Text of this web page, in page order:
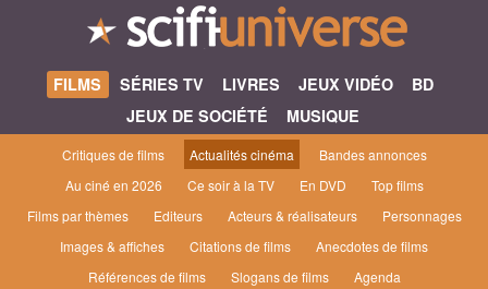
FILMS SÉRIES TV LIVRES JEUX VIDÉO
BD
JEUX DE SOCIÉTÉ
MUSIQUE
Critiques de films Actualités cinéma
Bandes annonces
Au ciné en 2026
Ce soir à la TV En DVD
Top films
Films par thèmes
Editeurs Acteurs & réalisateurs
Personnages
Images & affiches
Citations de films
Anecdotes de films
Références de films
Slogans de films Agenda